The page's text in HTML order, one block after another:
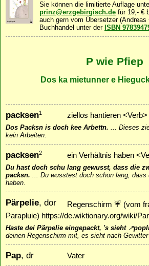
Sie können die limitierte Auflage
prinz@erzgebirgisch.de für 19,- €
auch gern vom Übersetzer
Buchhandel unter der ISBN
P wie Pfiep
Dos ka mietunner e
packsen1 ziellos hantieren <Verb>
Dos Packsn is doch kee Arbettn. ... Dieses
kein Arbeiten.
packsen2 ein Verhältnis haben
Du hast doch schu lang gewusst, dass die
packsn. ... Du wusstest doch schon lang, dass
haben.
Pärpelie, dor
Regenschirm ☔ (vom
Parapluie) https://de.wiktionary.org/wiki/
Haste dei Pärpelie eingepackt, 's sieht ↗
deinen Regenschirm mit, es sieht nach Gewitter
Pap, dr Vater